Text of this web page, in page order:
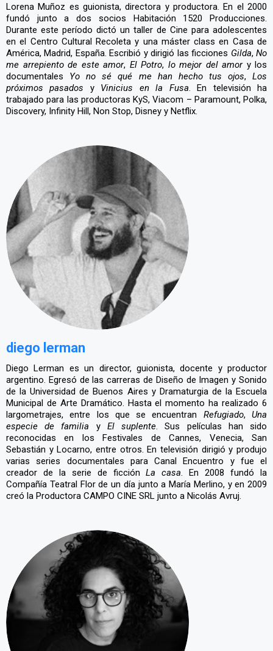
Lorena Muñoz es guionista, directora y productora. En el 2000
fundó junto a dos socios Habitación 1520 Producciones.
Durante este período dictó un taller de Cine para adolescentes
en el Centro Cultural Recoleta y una máster class en Casa de
América, Madrid, España. Escribió y dirigió las ficciones Gilda,No
me arrepiento de este amor, El Potro, lo mejor del amory los
documentales Yo no sé qué me han hecho tus ojos,Los
próximos pasados y Vinicius en la Fusa. En televisión ha
trabajado para las productoras KyS, Viacom – Paramount, Polka,
Discovery, Infinity Hill, Non Stop, Disney y Netflix.
diego lerman
Diego Lerman es un director, guionista, docente y productor
argentino. Egresó de las carreras de Diseño de Imagen y Sonido
de la Universidad de Buenos Aires y Dramaturgia de la Escuela
Municipal de Arte Dramático. Hasta el momento ha realizado 6
largometrajes, entre los que se encuentran Refugiado,Una
especie de familia y El suplente. Sus películas han sido
reconocidas en los Festivales de Cannes, Venecia, San
Sebastián y Locarno, entre otros. En televisión dirigió y produjo
varias series documentales para Canal Encuentro y fue el
creador de la serie de ficciónLa casa. En 2008 fundó la
Compañía Teatral Flor de un día junto a María Merlino, y en 2009
creó la Productora CAMPO CINE SRL junto a Nicolás Avruj.